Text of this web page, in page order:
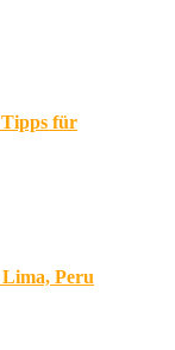
Tipps für
Peru